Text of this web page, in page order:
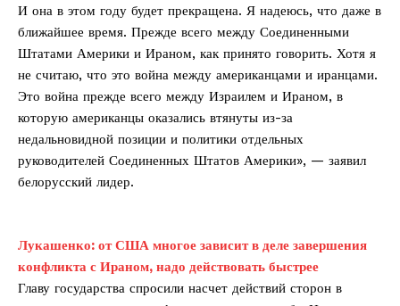
И она в этом году будет прекращена. Я надеюсь, что даже в
ближайшее время. Прежде всего между Соединенными
Штатами Америки и Ираном, как принято говорить. Хотя я
не считаю, что это война между американцами и иранцами.
Это война прежде всего между Израилем и Ираном, в
которую американцы оказались втянуты из-за
недальновидной позиции и политики отдельных
руководителей Соединенных Штатов Америки», — заявил
белорусский лидер.
Лукашенко: от США многое зависит в деле завершения
конфликта с Ираном, надо действовать быстрее
Главу государства спросили насчет действий сторон в